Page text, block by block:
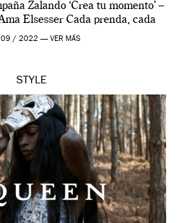
Zalando ‘Crea tu momento’ –
Elsesser Cada prenda, cada
caracteriza […]
/ 2022 — VER MÁS
STYLE